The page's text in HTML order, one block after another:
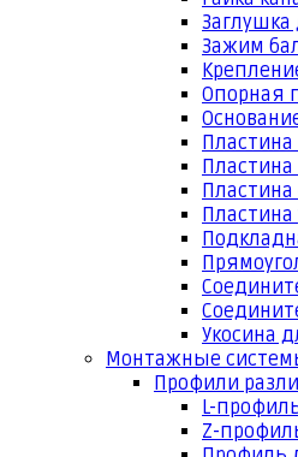
Зажим
Опорная
Пластина
Пластина
Укосина
Монтажные
Профили
L-
Z-